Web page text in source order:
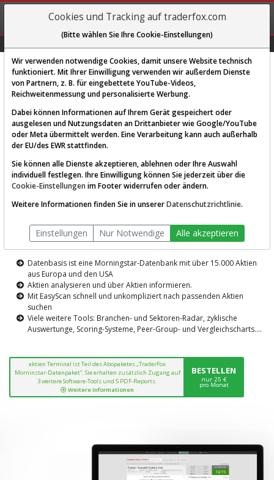
REGIS-
TRIEREN
Diese Funktion ist nur für
AKTIEN-TERMINAL
Die Aktienanalyse-Plattform von
TraderFox
Datenbasis ist eine Morningstar-Datenbank mit über 15.000 Aktien
aus Europa und den USA
Aktien analysieren und über Aktien informieren.
Mit EasyScan schnell und unkompliziert nach passenden Aktien
suchen
Viele weitere Tools: Branchen- und Sektoren-Radar, zyklische
Auswertunge, Scoring-Systeme, Peer-Group- und Vergleichscharts....
aktien Terminal ist Teil des Abopaketes „TraderFox
Morninstar-Datenpaket“. Sie erhalten zusätzlich Zugang auf
3 weitere Software-Tools und 5 PDF-Reports.
Weitere Informationen
BESTELLEN
nur 25 €
pro Monat
Cookies und Tracking auf traderfox.com
(Bitte wählen Sie Ihre Cookie-Einstellungen)
Wir verwenden notwendige Cookies, damit unsere Website technisch
funktioniert. Mit Ihrer Einwilligung verwenden wir außerdem Dienste
von Partnern, z. B. für eingebettete YouTube-Videos,
Reichweitenmessung und personalisierte Werbung.
Dabei können Informationen auf Ihrem Gerät gespeichert oder
ausgelesen und Nutzungsdaten an Drittanbieter wie Google/YouTube
oder Meta übermittelt werden. Eine Verarbeitung kann auch außerhalb
der EU/des EWR stattfinden.
Sie können alle Dienste akzeptieren, ablehnen oder Ihre Auswahl
individuell festlegen. Ihre Einwilligung können Sie jederzeit über die
Cookie-Einstellungen im Footer widerrufen oder ändern.
Weitere Informationen finden Sie in unsererDatenschutzrichtlinie.
Einstellungen Nur Notwendige Alle akzeptieren